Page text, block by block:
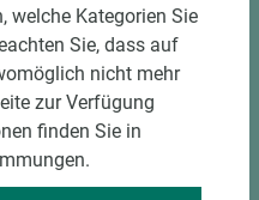
2 weitere Varianten
River Oak
welche Kategorien Sie
Sie, dass auf
nicht mehr
zur Verfügung
finden Sie in